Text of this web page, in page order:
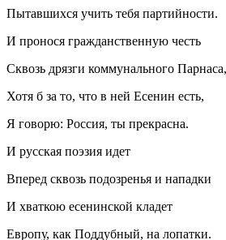
Пытавшихся учить тебя партийности.
И пронося гражданственную честь
Сквозь дрязги коммунального Парнаса,
Хотя б за то, что в ней Есенин есть,
Я говорю: Россия, ты прекрасна.
И русская поэзия идет
Вперед сквозь подозренья и нападки
И хваткою есенинской кладет
Европу, как Поддубный, на лопатки.